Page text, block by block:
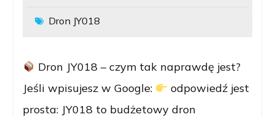
Dron JY018
Dron JY018 – czym tak naprawdę jest?
Jeśli wpisujesz w Google:
odpowiedź jest
prosta: JY018 to budżetowy dron